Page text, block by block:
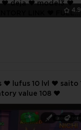
lvl ❤️ Jailbreak ❤️ 43K cash ❤️ Inventory value 108 ❤️